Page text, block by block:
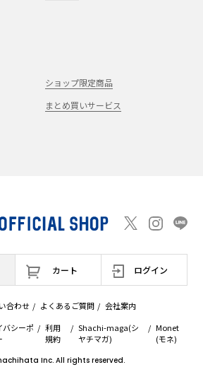
ショップ限定商品
まとめ買いサービス
カート ログイン
合わせ よくあるご質問
会社案内
バシーポ
利用
規約
Shachi-maga(シ
ヤチマガ)
Monet
(モネ)
Inc. All rights reserved.